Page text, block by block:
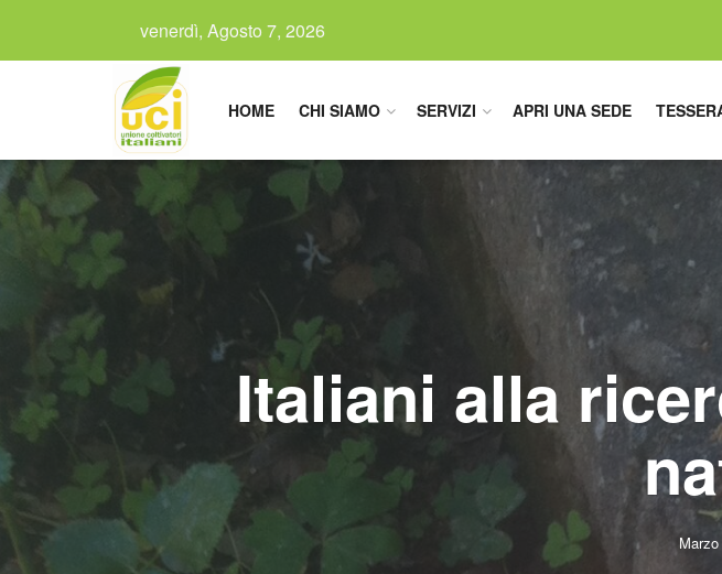
venerdì, Agosto 7, 2026
HOME CHI SIAMO SERVIZI APRI UNA SEDE
Italiani alla